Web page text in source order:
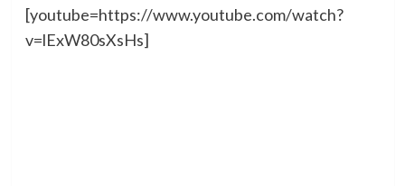
[youtube=https://www.youtube.com/watch?
v=lExW80sXsHs]